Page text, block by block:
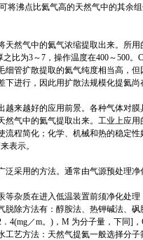
将沸点比氦气高的天然气中的其余
天然气中的氦气浓缩提取出来。所
之比为3～7，操作温度在400～500
细管扩散提取的氦气纯度相当高，
进行，因此用扩散法规模化提氦尚
越来越好的应用前景。各种气体对
然气中的氦气提取出来。工业上应
流程简化；化学、机械和热的稳定
表示。
采用的方法。通常由气源预处理净
等杂质在进入低温装置前须净化处
脱除方法有：醇胺法、热钾碱法、
4(mg／m。)，M 为分子量，下同]
艺方法：天然气提氦一般选择分子